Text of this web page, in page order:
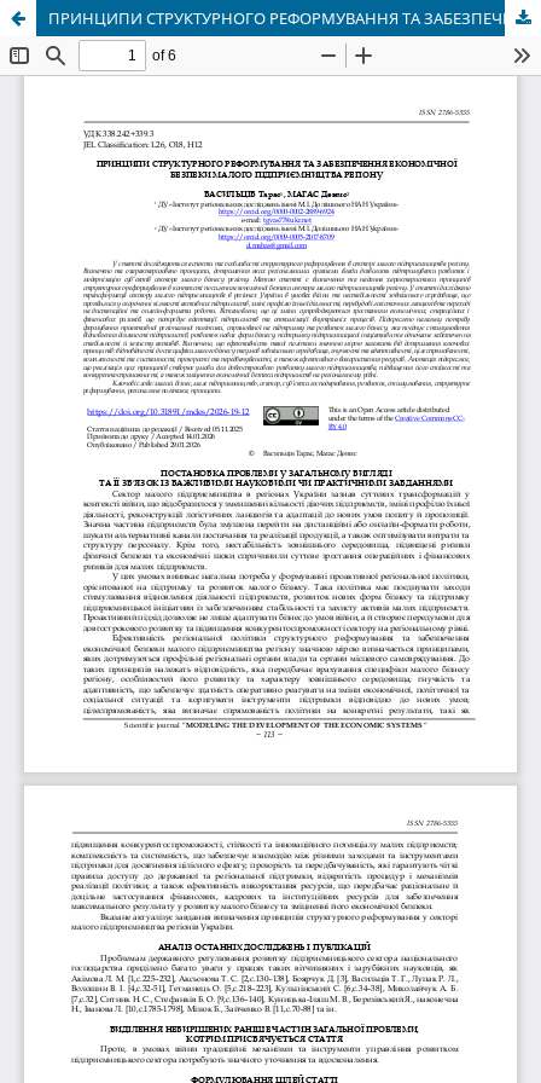
ПРИНЦИПИ СТРУКТУРНОГО РЕФОРМУВАННЯ ТА ЗАБЕЗПЕЧЕННЯ ЕКОНОМІЧНОЇ БЕЗПЕКИ МАЛОГО ПІДПРИЄМНИЦТВА РЕГІОНУ